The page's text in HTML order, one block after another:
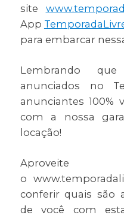
site
App
para embarcar
Lembrando
anunciados no
anunciantes 100%
com a nossa
locação!
o
conferir quais são
de você com